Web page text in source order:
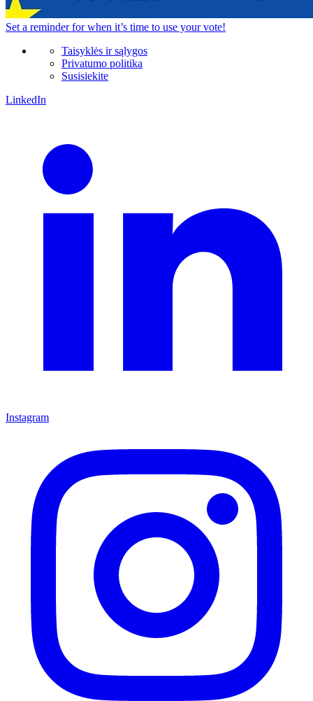
Set a reminderfor when it’s time to use your vote!
Taisyklės ir sąlygos
Privatumo politika
Susisiekite
LinkedIn
Instagram